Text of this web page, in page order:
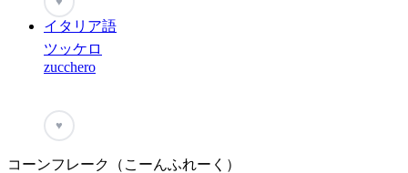
イタリア語
ツッケロ
zucchero
♥
コーンフレーク（こーんふれーく）